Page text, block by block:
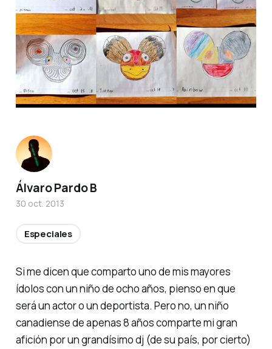
Si me dicen que comparto uno de mis mayores
ídolos con un niño de ocho años, pienso en que
será un actor o un deportista. Pero no, un niño
canadiense de apenas 8 años comparte mi gran
afición por un grandísimo dj (de su país, por cierto)
Álvaro Pardo B
30 oct. 2013
Especiales